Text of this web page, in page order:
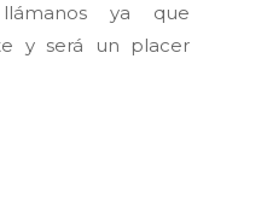
ya que
y será un placer